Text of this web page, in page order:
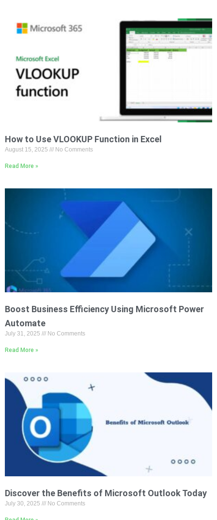
How to Use VLOOKUP Function in Excel
August 15, 2025 No Comments
Read More »
Boost Business Efficiency Using Microsoft Power
Automate
July 31, 2025 No Comments
Read More »
Discover the Benefits of Microsoft Outlook Today
July 30, 2025 No Comments